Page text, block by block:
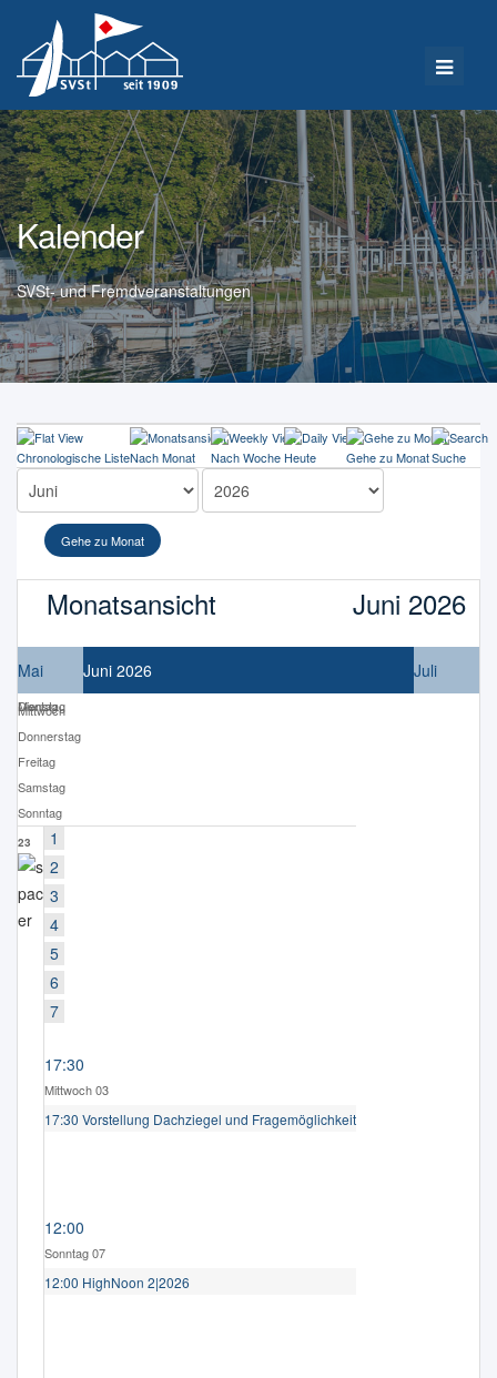
Kalender
SVSt- und Fremdveranstaltungen
Chronologische ListeNach Monat Nach Woche Heute Gehe zu MonatSuche
Gehe zu Monat
Monatsansicht Juni 2026
Mai Juni 2026 Juli
Montag
Dienstag
Mittwoch
Donnerstag
Freitag
Samstag
Sonntag
23
1
2
3
4
5
6
7
17:30
Mittwoch 03
17:30 Vorstellung Dachziegel und Fragemöglichkeit
12:00
Sonntag 07
12:00 HighNoon 2|2026